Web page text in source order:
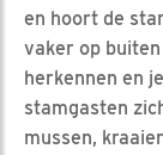
en hoort de
vaker op
herkennen en
stamgasten
mussen,